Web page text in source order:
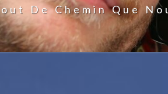
De Chemin Que